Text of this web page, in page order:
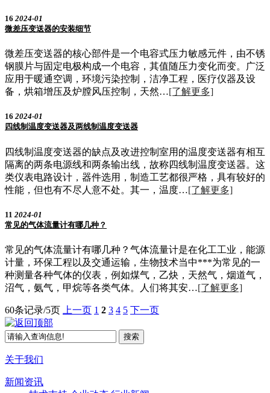
16 2024-01
微差压变送器的安装细节
微差压变送器的核心部件是一个电容式压力敏感元件，由不锈
钢膜片与固定电极构成一个电容，其值随压力变化而变。广泛
应用于暖通空调，环境污染控制，洁净工程，医疗仪器及设
备，烘箱增压及炉膛风压控制，天然…[了解更多]
16 2024-01
四线制温度变送器及两线制温度变送器
四线制温度变送器的缺点及改进控制室用的温度变送器有相互
隔离的两条电源线和两条输出线，故称四线制温度变送器。这
类仪表电路设计，器件选用，制造工艺都很严格，具有较好的
性能，但也有不尽人意不处。其一，温度…[了解更多]
11 2024-01
常见的气体流量计有哪几种？
常见的气体流量计有哪几种？气体流量计是在化工工业，能源
计量，环保工程以及交通运输，生物技术当中***为常见的一
种测量各种气体的仪表，例如煤气，乙炔，天然气，烟道气，
沼气，氨气，甲烷等各类气体。人们将其安…[了解更多]
60条记录/5页 上一页 1 2 3 4 5 下一页
关于我们
新闻资讯